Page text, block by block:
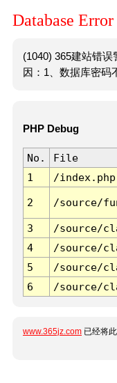
Database Error
(1040) 365建站错
因：1、数据库密码
PHP Debug
No. File
1
/index.php
2 /source/
3 /source/
4
/source/
5
/source/
6
/source/
www.365jz.com 已经将